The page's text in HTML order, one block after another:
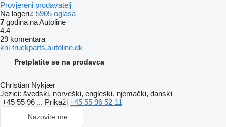
Provjereni prodavatelj
Na lageru: 5905 oglasa
7 godina na Autoline
4.4
29 komentara
knl-truckparts.autoline.dk
Pretplatite se na prodavca
Christian Nykjær
Jezici: švedski, norveški, engleski, njemački, danski
+45 55 96 ... Prikaži +45 55 96 52 11
Nazovite me